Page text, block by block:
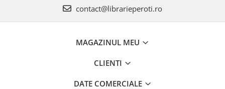
contact@librarieperoti.ro
MAGAZINUL MEU
CLIENTI
DATE COMERCIALE